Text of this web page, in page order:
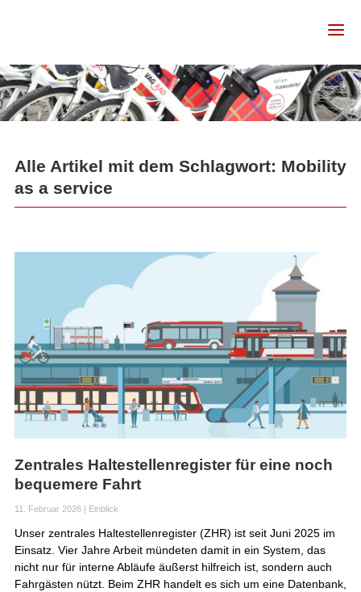
Alle Artikel mit dem Schlagwort: Mobility
as a service
Zentrales Haltestellenregister für eine noch
bequemere Fahrt
11. Februar 2026| Einblick
Unser zentrales Haltestellenregister (ZHR) ist seit Juni 2025 im
Einsatz. Vier Jahre Arbeit mündeten damit in ein System, das
nicht nur für interne Abläufe äußerst hilfreich ist, sondern auch
Fahrgästen nützt. Beim ZHR handelt es sich um eine Datenbank,